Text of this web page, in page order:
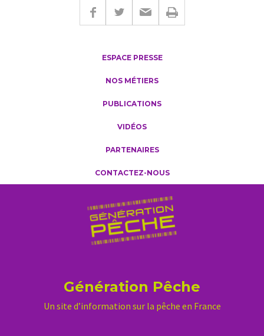
ESPACE PRESSE
NOS MÉTIERS
PUBLICATIONS
VIDÉOS
PARTENAIRES
CONTACTEZ-NOUS
Génération Pêche
Un site d’information sur la pêche en France